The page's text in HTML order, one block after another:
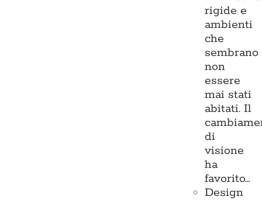
rigide e
ambienti
che
sembrano
non
essere
mai stati
abitati. Il
di
visione
ha
favorito…
Design